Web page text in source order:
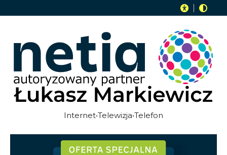
Internet•Telewizja•Telefon